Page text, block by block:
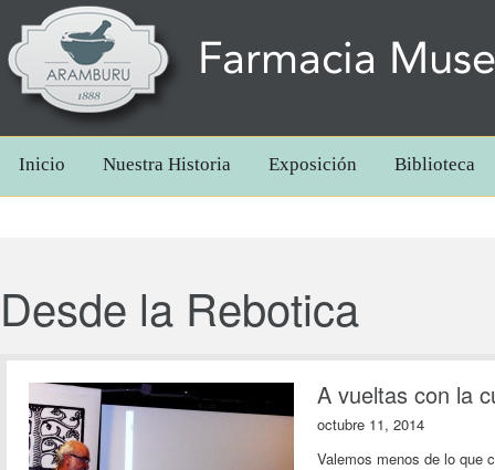
Farmacia
Inicio Nuestra Historia Exposición Biblioteca
Desde la Rebotica
A vueltas con la
octubre 11, 2014
Valemos menos de lo que